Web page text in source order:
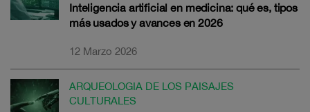
Inteligencia artificial en medicina: qué es, tipos
más usados y avances en 2026
12 Marzo 2026
ARQUEOLOGIA DE LOS PAISAJES
CULTURALES